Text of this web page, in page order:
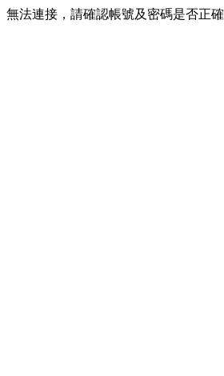
無法連接，請確認帳號及密碼是否正確